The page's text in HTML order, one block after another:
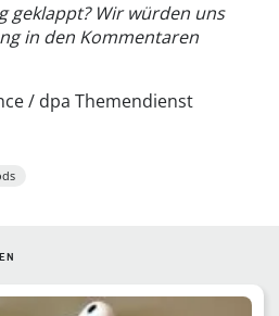
geklappt? Wir würden uns
in den Kommentaren
/ dpa Themendienst